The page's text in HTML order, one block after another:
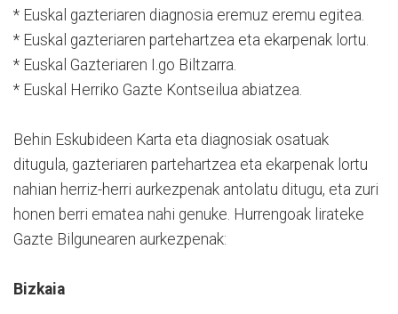
* Euskal gazteriaren diagnosia eremuz eremu egitea.
* Euskal gazteriaren partehartzea eta ekarpenak lortu.
* Euskal Gazteriaren I.go Biltzarra.
* Euskal Herriko Gazte Kontseilua abiatzea.
Behin Eskubideen Karta eta diagnosiak osatuak
ditugula, gazteriaren partehartzea eta ekarpenak lortu
nahian herriz-herri aurkezpenak antolatu ditugu, eta zuri
honen berri ematea nahi genuke. Hurrengoak lirateke
Gazte Bilgunearen aurkezpenak:
Bizkaia